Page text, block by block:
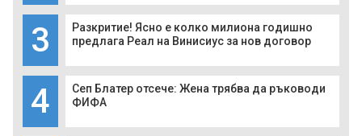
3
Разкритие! Ясно е колко милиона годишно
предлага Реал на Винисиус за нов договор
4
Сеп Блатер отсече: Жена трябва да ръководи
ФИФА